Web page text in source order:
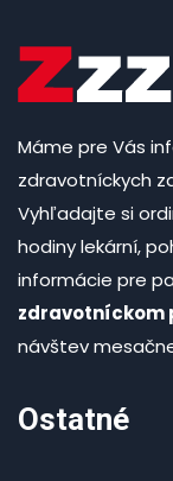
Máme pre Vás
zdravotníckych
Vyhľadajte si
hodiny lekární,
informácie pre
zdravotníckom
návštev
Ostatné